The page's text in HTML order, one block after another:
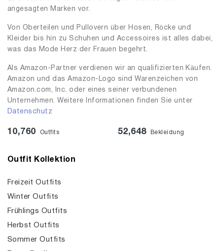
angesagten Marken vor.
Von Oberteilen und Pullovern über Hosen, Röcke und
Kleider bis hin zu Schuhen und Accessoires ist alles dabei,
was das Mode Herz der Frauen begehrt.
Als Amazon-Partner verdienen wir an qualifizierten Käufen.
Amazon und das Amazon-Logo sind Warenzeichen von
Amazon.com, Inc. oder eines seiner verbundenen
Unternehmen. Weitere Informationen finden Sie unter
Datenschutz
10,760 Outfits 52,648 Bekleidung
Outfit Kollektion
Freizeit Outfits
Winter Outfits
Frühlings Outfits
Herbst Outfits
Sommer Outfits